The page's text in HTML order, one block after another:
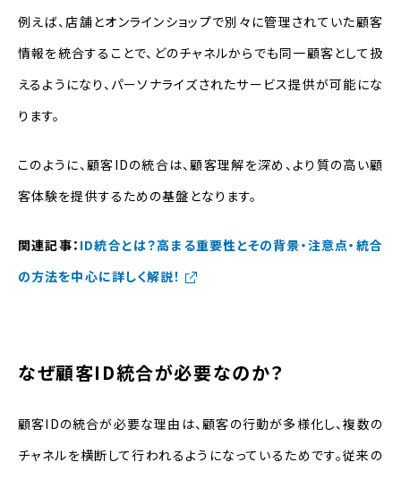
例えば、店舗とオンラインショップで別々に管理されていた顧客
情報を統合することで、どのチャネルからでも同一顧客として扱
えるようになり、パーソナライズされたサービス提供が可能にな
ります。
このように、顧客IDの統合は、顧客理解を深め、より質の高い顧
客体験を提供するための基盤となります。
関連記事： ID統合とは？高まる重要性とその背景・注意点・統合
の方法を中心に詳しく解説！
なぜ顧客ID統合が必要なのか？
顧客IDの統合が必要な理由は、顧客の行動が多様化し、複数の
チャネルを横断して行われるようになっているためです。従来の